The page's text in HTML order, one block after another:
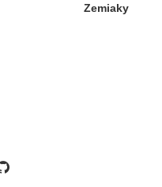
Zemiaky